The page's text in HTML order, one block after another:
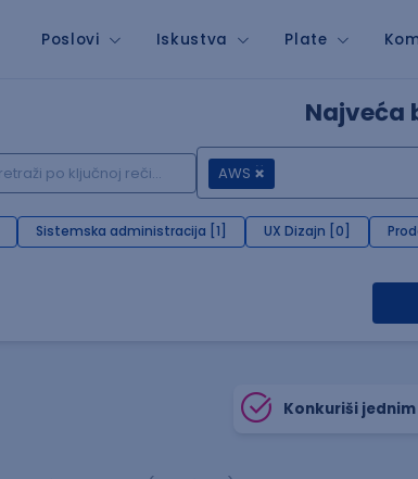
Poslovi Iskustva Plate
Najveća
AWS
Sistemska administracija [1] UX Dizajn [0]
Konkuriši